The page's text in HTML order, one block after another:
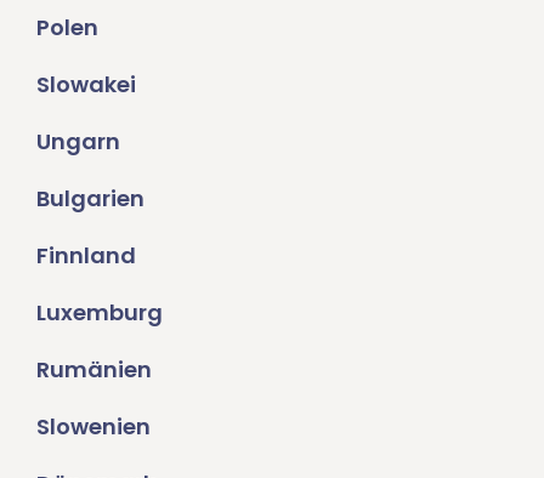
Polen
Slowakei
Ungarn
Bulgarien
Finnland
Luxemburg
Rumänien
Slowenien